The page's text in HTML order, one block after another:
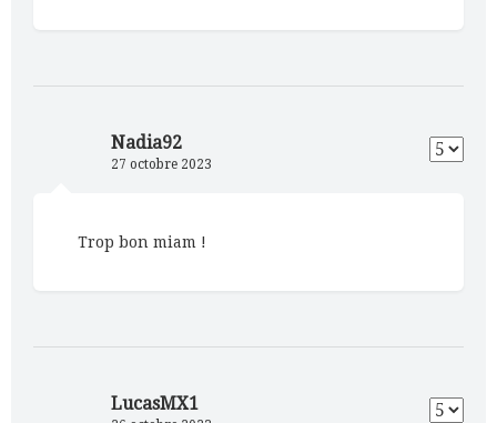
Nadia92
27 octobre 2023
Trop bon miam !
LucasMX1